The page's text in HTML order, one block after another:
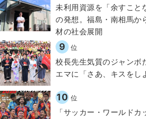
未利用資源を「余すこと
の発想。福島・南相馬か
材の社会展開​
9 位
校長先生気質のジャン
エマに「さあ、キスをし
10 位
「サッカー・ワールド